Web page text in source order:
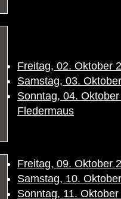
Freitag, 02. Oktober
Samstag, 03.
Sonntag, 04.
Fledermaus
Freitag, 09. Oktober
Samstag, 10.
Sonntag, 11.